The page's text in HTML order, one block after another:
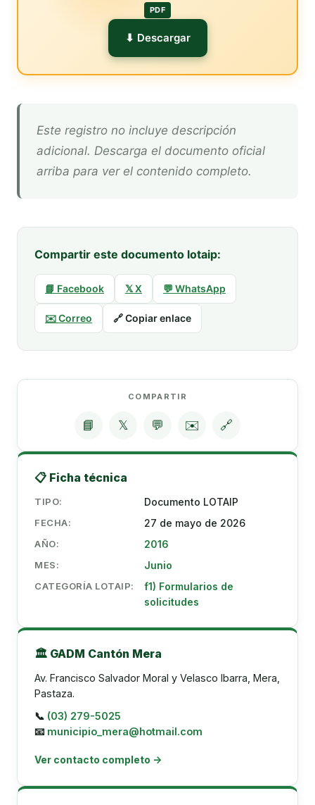
PDF
⬇ Descargar
Este registro no incluye descripción
adicional. Descarga el documento oficial
arriba para ver el contenido completo.
Compartir este documento lotaip:
📘 Facebook 𝕏 X 💬 WhatsApp
✉️ Correo 🔗 Copiar enlace
COMPARTIR
📘 𝕏 💬 ✉️ 🔗
📋 Ficha técnica
TIPO: Documento LOTAIP
FECHA: 27 de mayo de 2026
AÑO: 2016
MES: Junio
CATEGORÍA LOTAIP:
f1) Formularios de
solicitudes
🏛️ GADM Cantón Mera
Av. Francisco Salvador Moral y Velasco Ibarra, Mera,
Pastaza.
📞 (03) 279-5025
📧 municipio_mera@hotmail.com
Ver contacto completo →